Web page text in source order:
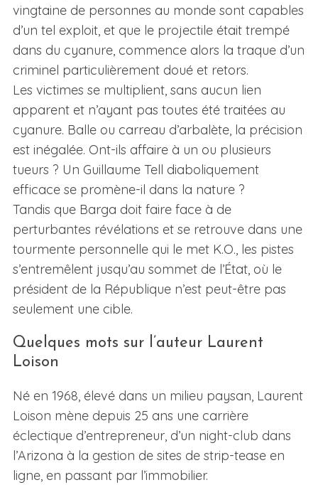
vingtaine de personnes au monde sont capables
d’un tel exploit, et que le projectile était trempé
dans du cyanure, commence alors la traque d’un
criminel particulièrement doué et retors.
Les victimes se multiplient, sans aucun lien
apparent et n’ayant pas toutes été traitées au
cyanure. Balle ou carreau d’arbalète, la précision
est inégalée. Ont-ils affaire à un ou plusieurs
tueurs ? Un Guillaume Tell diaboliquement
efficace se promène-il dans la nature ?
Tandis que Barga doit faire face à de
perturbantes révélations et se retrouve dans une
tourmente personnelle qui le met K.O., les pistes
s’entremêlent jusqu’au sommet de l’État, où le
président de la République n’est peut-être pas
seulement une cible.
Quelques mots sur l’auteur Laurent
Loison
Né en 1968, élevé dans un milieu paysan, Laurent
Loison mène depuis 25 ans une carrière
éclectique d’entrepreneur, d’un night-club dans
l’Arizona à la gestion de sites de strip-tease en
ligne, en passant par l’immobilier.